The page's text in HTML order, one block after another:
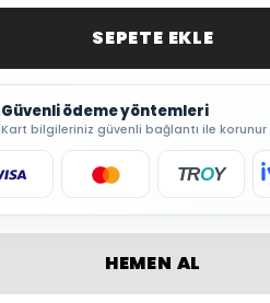
SEPETE EKLE
Güvenli ödeme yöntemleri
Kart bilgileriniz güvenli bağlantı ile korunur
TROY
HEMEN AL